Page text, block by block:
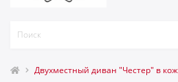
Двухместный диван "Честер" в